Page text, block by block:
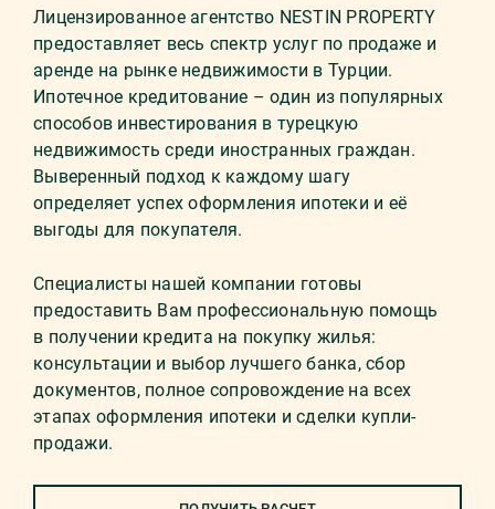
Лицензированное агентство NESTIN PROPERTY
предоставляет весь спектр услуг по продаже и
аренде на рынке недвижимости в Турции.
Ипотечное кредитование – один из популярных
способов инвестирования в турецкую
недвижимость среди иностранных граждан.
Выверенный подход к каждому шагу
определяет успех оформления ипотеки и её
выгоды для покупателя.
Специалисты нашей компании готовы
предоставить Вам профессиональную помощь
в получении кредита на покупку жилья:
консультации и выбор лучшего банка, сбор
документов, полное сопровождение на всех
этапах оформления ипотеки и сделки купли-
продажи.